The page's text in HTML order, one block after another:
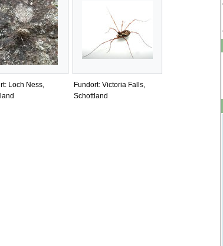
Loch Ness,
Fundort: Victoria Falls,
Schottland